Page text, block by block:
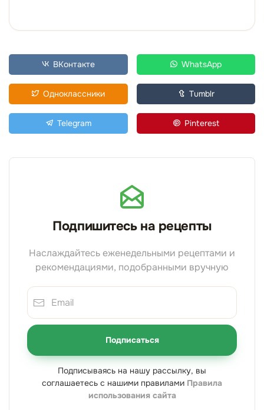
ВКонтакте WhatsApp
Одноклассники Tumblr
Telegram Pinterest
Подпишитесь на рецепты
Наслаждайтесь еженедельными рецептами и
рекомендациями, подобранными вручную
Подписаться
Подписываясь на нашу рассылку, вы
соглашаетесь с нашими правилами Правила
использования сайта